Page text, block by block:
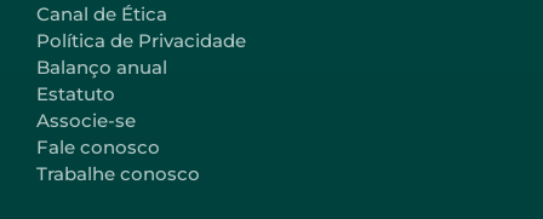
Canal de Ética
Política de Privacidade
Balanço anual
Estatuto
Associe-se
Fale conosco
Trabalhe conosco